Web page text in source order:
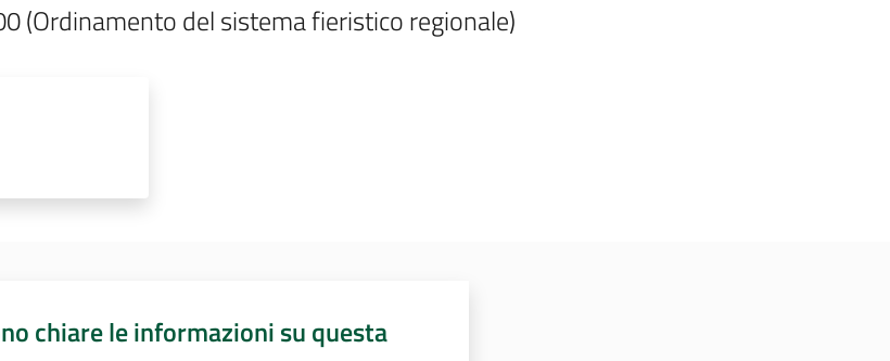
(Ordinamento del sistema fieristico regionale)
chiare le informazioni su questa